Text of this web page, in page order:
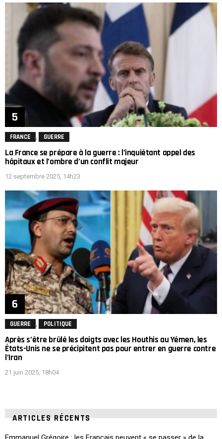
FRANCE GUERRE
La France se prépare à la guerre : l’inquiétant appel des
hôpitaux et l’ombre d’un conflit majeur
12 septembre 2025, 14h23
GUERRE POLITIQUE
Après s’être brûlé les doigts avec les Houthis au Yémen, les
États-Unis ne se précipitent pas pour entrer en guerre contre
l’Iran
21 juin 2025, 18h04
ARTICLES RÉCENTS